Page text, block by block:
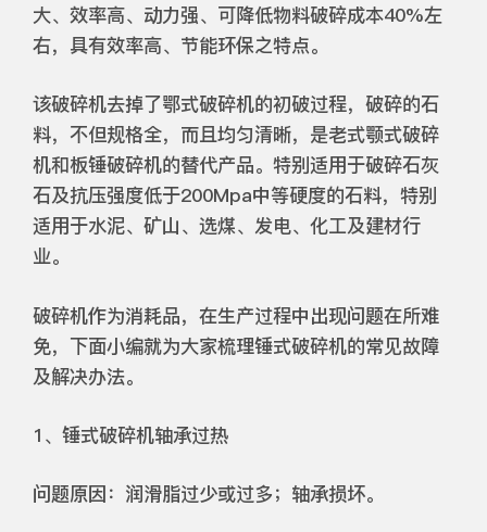
大、效率高、动力强、可降低物料破碎成本40%左
右，具有效率高、节能环保之特点。
该破碎机去掉了鄂式破碎机的初破过程，破碎的石
料，不但规格全，而且均匀清晰，是老式颚式破碎
机和板锤破碎机的替代产品。特别适用于破碎石灰
石及抗压强度低于200Mpa中等硬度的石料，特别
适用于水泥、矿山、选煤、发电、化工及建材行
业。
破碎机作为消耗品，在生产过程中出现问题在所难
免，下面小编就为大家梳理锤式破碎机的常见故障
及解决办法。
1、锤式破碎机轴承过热
问题原因：润滑脂过少或过多；轴承损坏。